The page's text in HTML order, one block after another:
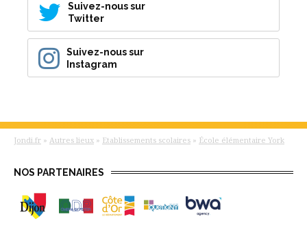
Suivez-nous sur
Twitter
Suivez-nous sur
Instagram
Jondi.fr » Autres lieux » Etablissements scolaires » École élémentaire York
NOS PARTENAIRES